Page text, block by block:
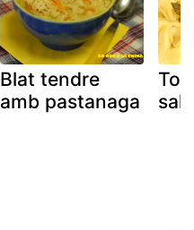
Blat tendre
amb pastanaga